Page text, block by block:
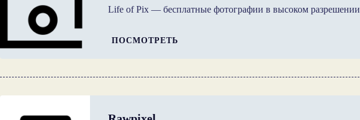
Life of Pix — бесплатные фотографии в высоком разрешении
ПОСМОТРЕТЬ